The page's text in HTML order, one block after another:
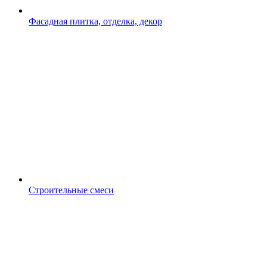
Фасадная плитка, отделка, декор
Строительные смеси